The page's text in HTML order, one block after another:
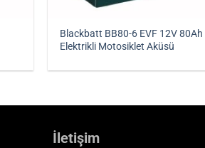
Blackbatt BB80-6 EVF 12V 80Ah
Elektrikli Motosiklet Aküsü
İletişim